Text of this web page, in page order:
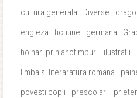
cultura generala
Diverse
engleza
fictiune germana
hoinari prin anotimpuri
ilustratii
limba si literaratura romana
povesti copii
prescolari